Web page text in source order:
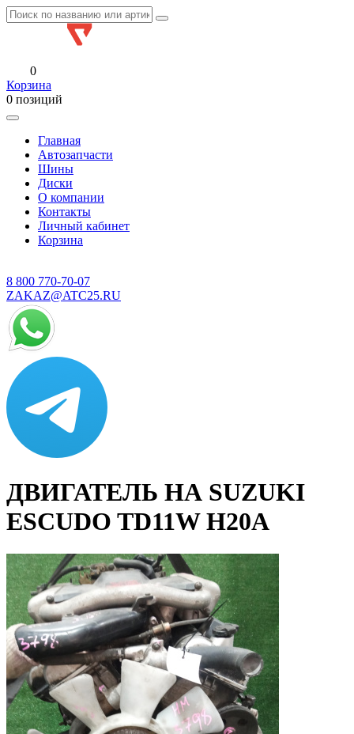
0
Корзина
0 позиций
Главная
Автозапчасти
Шины
Диски
О компании
Контакты
Личный кабинет
Корзина
8 800 770-70-07
ZAKAZ@ATC25.RU
ДВИГАТЕЛЬ НА SUZUKI
ESCUDO TD11W H20A